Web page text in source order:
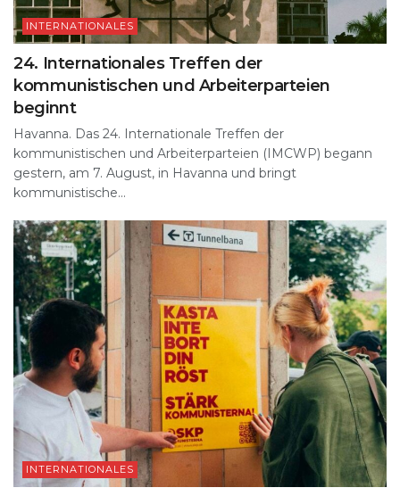
INTERNATIONALES
24. Internationales Treffen der
kommunistischen und Arbeiterparteien
beginnt
Havanna. Das 24. Internationale Treffen der
kommunistischen und Arbeiterparteien (IMCWP) begann
gestern, am 7. August, in Havanna und bringt
kommunistische...
INTERNATIONALES